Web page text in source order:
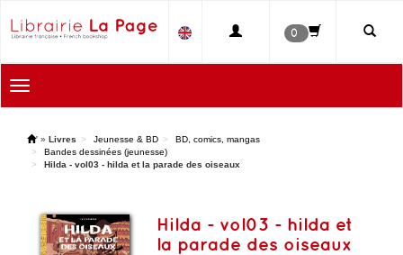
0
Toggle
navigation
' » Livres Jeunesse & BD
BD, comics, mangas
Bandes dessinées (jeunesse)
Hilda - vol03 - hilda et la parade des oiseaux
Hilda - vol03 - hilda et
la parade des oiseaux